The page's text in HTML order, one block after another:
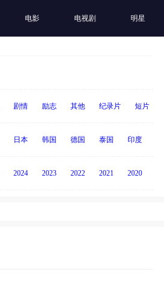
电影 电视剧 明星
剧情 励志 其他 纪录片 短片
日本 韩国 德国 泰国 印度
2024 2023 2022 2021 2020